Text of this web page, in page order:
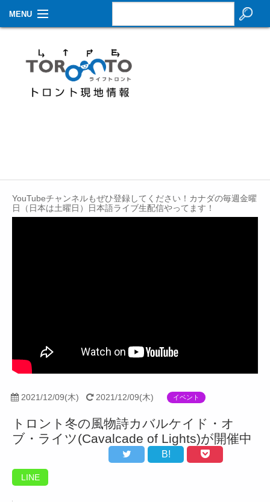
MENU
生活情報
その他
Contact
YouTubeチャンネルもぜひ登録してください！カナダの毎週金曜
日（日本は土曜日）日本語ライブ生配信やってます！
2021/12/09(木) 2021/12/09(木) イベント
トロント冬の風物詩カバルケイド・オ
ブ・ライツ(Cavalcade of Lights)が開催中
B!
LINE